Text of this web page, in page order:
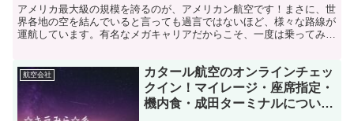
アメリカ最大級の規模を誇るのが、アメリカン航空です！まさに、世
界各地の空を結んでいると言っても過言ではないほど、様々な路線が
運航しています。有名なメガキャリアだからこそ、一度は乗ってみた
航空会社
カタール航空のオンラインチェッ
クイン！マイレージ・座席指定・
機内食・成田ターミナルについて